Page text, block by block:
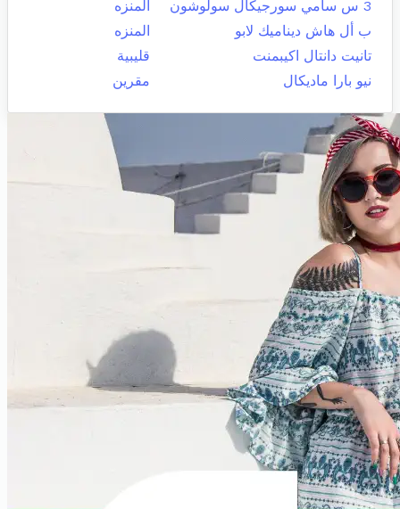
3 س سامي سورجيكال سولوشون
المنزه
ب أل هاش ديناميك لابو
المنزه
تانيت دانتال اكيبمنت
قليبية
نيو بارا ماديكال
مقرين